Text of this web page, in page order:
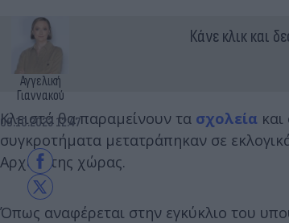
Αγγελική
Γιαννακού
09.10.2023 12:47
Κάνε κλικ και
Κλειστά θα παραμείνουν τα σχολεία
συγκροτήματα μετατράπηκαν σε
Αρχών της χώρας.
Όπως αναφέρεται στην εγκύκλιο του